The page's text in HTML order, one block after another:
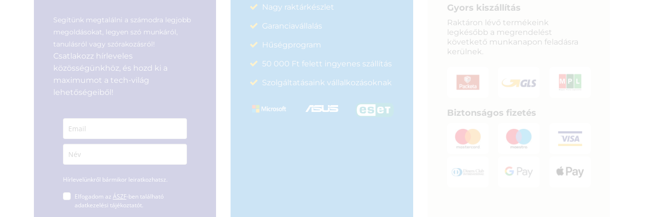
Segítünk megtalálni a számodra legjobb
megoldásokat, legyen szó munkáról,
tanulásról vagy szórakozásról!
Csatlakozz hírleveles
közösségünkhöz, és hozd ki a
maximumot a tech-világ
lehetőségeiből!
Hírlevelünkről bármikor leiratkozhatsz.
Elfogadom az ÁSZF-ben található
adatkezelési tájékoztatót.
Nagy raktárkészlet
Garanciavállalás
Hűségprogram
50 000 Ft felett ingyenes szállítás
Szolgáltatásaink vállalkozásoknak
Gyors kiszállítás
Raktáron lévő termékeink
legkésőbb a megrendelést
követkető munkanapon feladásra
kerülnek.
Biztonságos fizetés